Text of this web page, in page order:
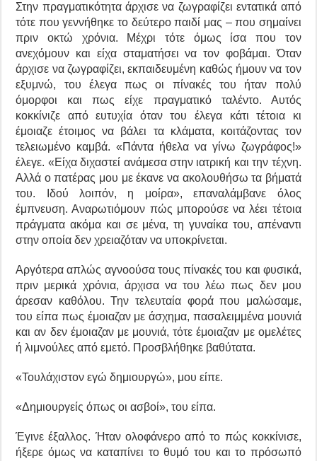
Στην πραγματικότητα άρχισε να ζωγραφίζει εντατικά από
τότε που γεννήθηκε το δεύτερο παιδί μας – που σημαίνει
πριν οκτώ χρόνια. Μέχρι τότε όμως ίσα που τον
ανεχόμουν και είχα σταματήσει να τον φοβάμαι. Όταν
άρχισε να ζωγραφίζει, εκπαιδευμένη καθώς ήμουν να τον
εξυμνώ, του έλεγα πως οι πίνακές του ήταν πολύ
όμορφοι και πως είχε πραγματικό ταλέντο. Αυτός
κοκκίνιζε από ευτυχία όταν του έλεγα κάτι τέτοια κι
έμοιαζε έτοιμος να βάλει τα κλάματα, κοιτάζοντας τον
τελειωμένο καμβά. «Πάντα ήθελα να γίνω ζωγράφος!»
έλεγε. «Είχα διχαστεί ανάμεσα στην ιατρική και την τέχνη.
Αλλά ο πατέρας μου με έκανε να ακολουθήσω τα βήματά
του. Ιδού λοιπόν, η μοίρα», επαναλάμβανε όλος
έμπνευση. Αναρωτιόμουν πώς μπορούσε να λέει τέτοια
πράγματα ακόμα και σε μένα, τη γυναίκα του, απέναντι
στην οποία δεν χρειαζόταν να υποκρίνεται.
Αργότερα απλώς αγνοούσα τους πίνακές του και φυσικά,
πριν μερικά χρόνια, άρχισα να του λέω πως δεν μου
άρεσαν καθόλου. Την τελευταία φορά που μαλώσαμε,
του είπα πως έμοιαζαν με άσχημα, πασαλειμμένα μουνιά
και αν δεν έμοιαζαν με μουνιά, τότε έμοιαζαν με ομελέτες
ή λιμνούλες από εμετό. Προσβλήθηκε βαθύτατα.
«Τουλάχιστον εγώ δημιουργώ», μου είπε.
«Δημιουργείς όπως οι ασβοί», του είπα.
Έγινε έξαλλος. Ήταν ολοφάνερο από το πώς κοκκίνισε,
ήξερε όμως να καταπίνει το θυμό του και το πρόσωπό